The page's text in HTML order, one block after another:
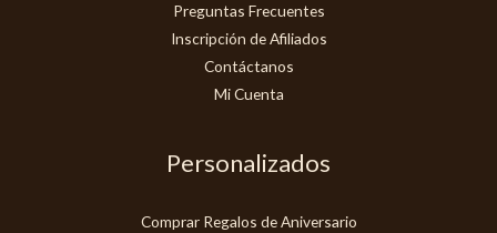
Preguntas Frecuentes
Inscripción de Afiliados
Contáctanos
Mi Cuenta
Personalizados
Comprar Regalos de Aniversario